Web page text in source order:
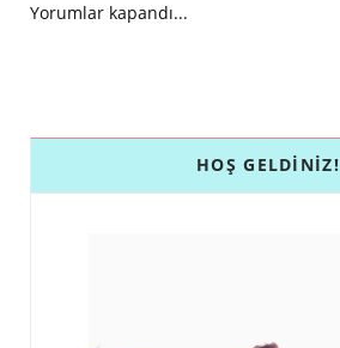
Yorumlar kapandı...
HOŞ GELDINIZ!